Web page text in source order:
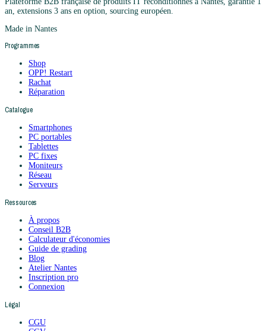
an, extensions 3 ans en option, sourcing européen.
Made in Nantes
Programmes
Shop
OPP! Restart
Rachat
Réparation
Catalogue
Smartphones
PC portables
Tablettes
PC fixes
Moniteurs
Réseau
Serveurs
Ressources
À propos
Conseil B2B
Calculateur d'économies
Guide de grading
Blog
Atelier Nantes
Inscription pro
Connexion
Légal
CGU